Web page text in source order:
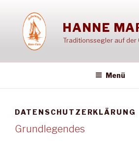
springen
HANNE
Traditionssegler auf der
Menü
DATENSCHUTZERKLÄRUNG
Grundlegendes